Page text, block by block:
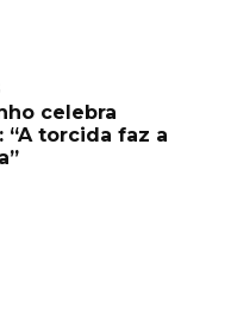
celebra
“A torcida faz a